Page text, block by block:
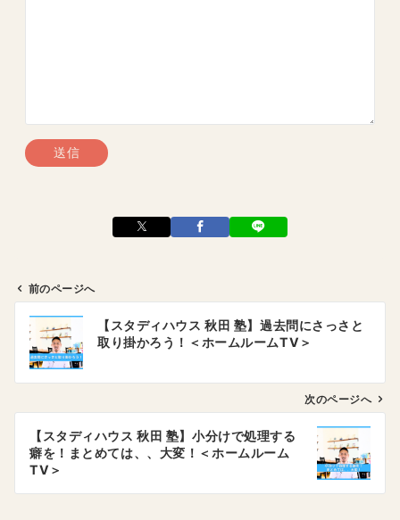
ビ
ン
前のページへ
【スタディハウス 秋田 塾】過去問にさっさと
取り掛かろう！＜ホームルームTV＞
次のページへ
【スタディハウス 秋田 塾】小分けで処理する
癖を！まとめては、、大変！＜ホームルーム
TV＞